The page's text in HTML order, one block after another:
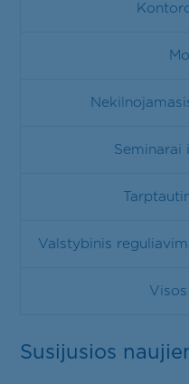
Seminarai
Valstybinis
Susijusios